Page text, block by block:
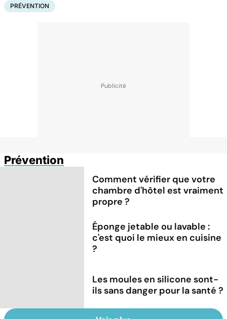
PRÉVENTION
Prévention
Comment vérifier que votre
chambre d'hôtel est vraiment
propre ?
Éponge jetable ou lavable :
c'est quoi le mieux en cuisine
?
Les moules en silicone sont-
ils sans danger pour la santé ?